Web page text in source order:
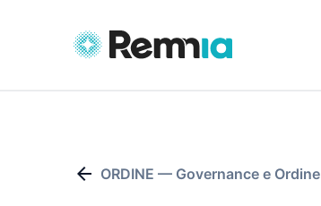
arrow_back ORDINE — Governance e Ordine